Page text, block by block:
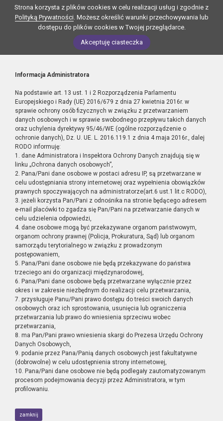
Strona korzysta z plików cookies w celu realizacji usług i zgodnie z
Polityką Prywatności. Możesz określić warunki przechowywania lub
dostępu do plików cookies w Twojej przeglądarce.
Akceptuję ciasteczka
Informacja Administratora
Na podstawie art. 13 ust. 1 i 2 Rozporządzenia Parlamentu
Europejskiego i Rady (UE) 2016/679 z dnia 27 kwietnia 2016r. w
sprawie ochrony osób fizycznych w związku z przetwarzaniem
danych osobowych i w sprawie swobodnego przepływu takich danych
oraz uchylenia dyrektywy 95/46/WE (ogólne rozporządzenie o
ochronie danych), Dz. U. UE. L. 2016.119.1 z dnia 4 maja 2016r., dalej
RODO informuję:
1. dane Administratora i Inspektora Ochrony Danych znajdują się w
linku „Ochrona danych osobowych”,
2. Pana/Pani dane osobowe w postaci adresu IP, są przetwarzane w
celu udostępniania strony internetowej oraz wypełnienia obowiązków
prawnych spoczywających na administratorze(art.6 ust.1 lit.c RODO),
3. jeżeli korzysta Pan/Pani z odnośnika na stronie będącego adresem
e-mail placówki to zgadza się Pan/Pani na przetwarzanie danych w
celu udzielenia odpowiedzi,
4. dane osobowe mogą być przekazywane organom państwowym,
organom ochrony prawnej (Policja, Prokuratura, Sąd) lub organom
samorządu terytorialnego w związku z prowadzonym
postępowaniem,
5. Pana/Pani dane osobowe nie będą przekazywane do państwa
trzeciego ani do organizacji międzynarodowej,
6. Pana/Pani dane osobowe będą przetwarzane wyłącznie przez
okres i w zakresie niezbędnym do realizacji celu przetwarzania,
7. przysługuje Panu/Pani prawo dostępu do treści swoich danych
osobowych oraz ich sprostowania, usunięcia lub ograniczenia
przetwarzania lub prawo do wniesienia sprzeciwu wobec
przetwarzania,
8. ma Pan/Pani prawo wniesienia skargi do Prezesa Urzędu Ochrony
Danych Osobowych,
9. podanie przez Pana/Panią danych osobowych jest fakultatywne
(dobrowolne) w celu udostępnienia strony internetowej,
10. Pana/Pani dane osobowe nie będą podlegały zautomatyzowanym
procesom podejmowania decyzji przez Administratora, w tym
profilowaniu.
zamknij